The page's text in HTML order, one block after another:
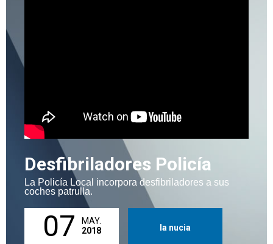
Desfibriladores Policía
La Policía Local incorpora desfibriladores a sus
coches patrulla.
07
MAY.
2018
la nucia